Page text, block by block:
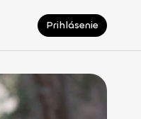
Prihlásenie